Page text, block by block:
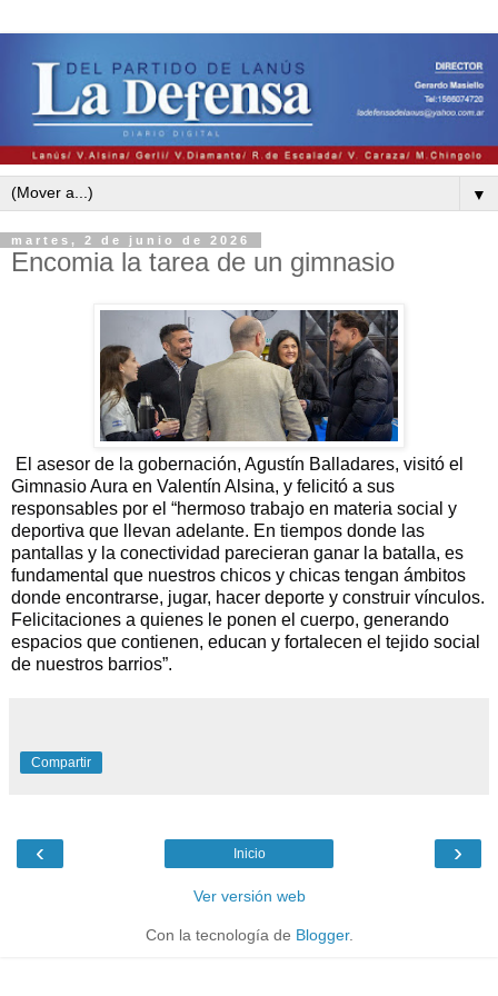
▼
martes, 2 de junio de 2026
Encomia la tarea de un gimnasio
El asesor de la gobernación, Agustín Balladares, visitó el
Gimnasio Aura en Valentín Alsina, y felicitó a sus
responsables por el “hermoso trabajo en materia social y
deportiva que llevan adelante. En tiempos donde las
pantallas y la conectividad parecieran ganar la batalla, es
fundamental que nuestros chicos y chicas tengan ámbitos
donde encontrarse, jugar, hacer deporte y construir vínculos.
Felicitaciones a quienes le ponen el cuerpo, generando
espacios que contienen, educan y fortalecen el tejido social
de nuestros barrios”.
Compartir
‹ ›
Inicio
Ver versión web
Con la tecnología de Blogger.